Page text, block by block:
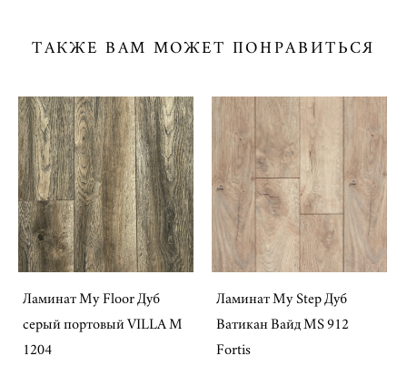
ТАКЖЕ ВАМ МОЖЕТ ПОНРАВИТЬСЯ
Ламинат My Floor Дуб
серый портовый VILLA M
1204
Ламинат My Step Дуб
Ватикан Вайд MS 912
Fortis